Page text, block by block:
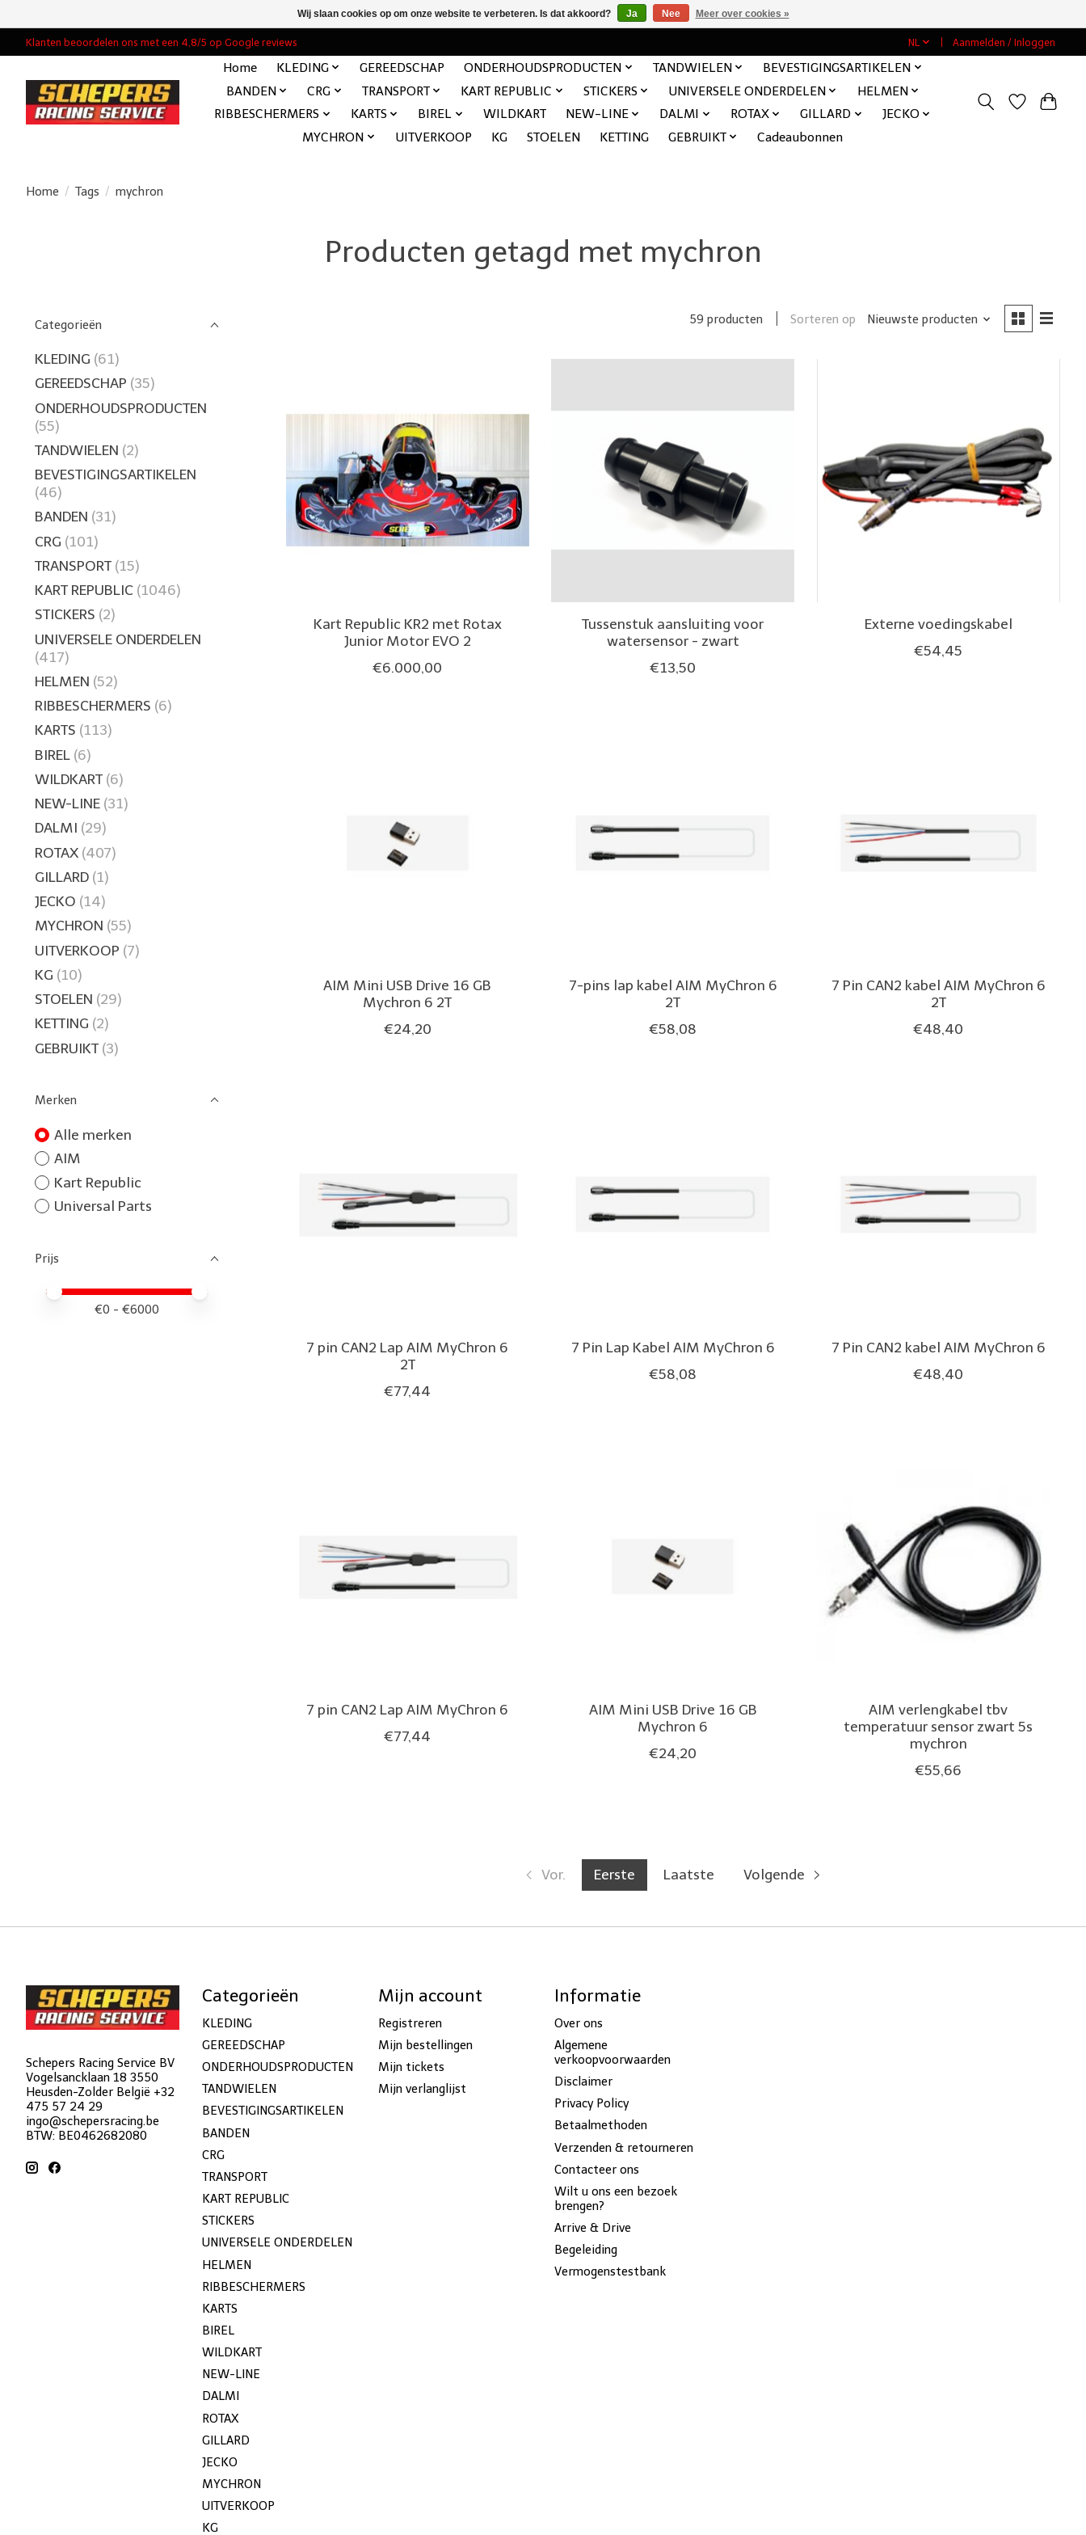
Klanten beoordelen ons met een 4,8/5 op Google reviews NL Aanmelden / Inloggen
Home KLEDING GEREEDSCHAP ONDERHOUDSPRODUCTEN TANDWIELEN
BEVESTIGINGSARTIKELEN
BANDEN
CRG TRANSPORT KART REPUBLIC STICKERS UNIVERSELE ONDERDELEN
HELMEN
RIBBESCHERMERS
KARTS BIREL WILDKART NEW-LINE DALMI ROTAX GILLARD
JECKO
MYCHRON
UITVERKOOP KG STOELEN KETTING GEBRUIKT Cadeaubonnen
Home / Tags / mychron
Producten getagd met mychron
Categorieën
KLEDING (61)
GEREEDSCHAP (35)
ONDERHOUDSPRODUCTEN
(55)
TANDWIELEN (2)
BEVESTIGINGSARTIKELEN
(46)
BANDEN (31)
CRG (101)
TRANSPORT (15)
KART REPUBLIC (1046)
STICKERS (2)
UNIVERSELE ONDERDELEN
(417)
HELMEN (52)
RIBBESCHERMERS (6)
KARTS (113)
BIREL (6)
WILDKART (6)
NEW-LINE (31)
DALMI (29)
ROTAX (407)
GILLARD (1)
JECKO (14)
MYCHRON (55)
UITVERKOOP (7)
KG (10)
STOELEN (29)
KETTING (2)
GEBRUIKT (3)
Merken
Alle merken
AIM
Kart Republic
Universal Parts
Prijs
Minimale prijswaarde
Price maximum value
€0 - €6000
59 producten Sorteren op Nieuwste producten
Kart Republic KR2 met Rotax
Junior Motor EVO 2
€6.000,00
Tussenstuk aansluiting voor
watersensor - zwart
€13,50
Externe voedingskabel
€54,45
AIM Mini USB Drive 16 GB
Mychron 6 2T
€24,20
7-pins lap kabel AIM MyChron 6
2T
€58,08
7 Pin CAN2 kabel AIM MyChron 6
2T
€48,40
7 pin CAN2 Lap AIM MyChron 6
2T
€77,44
7 Pin Lap Kabel AIM MyChron 6
€58,08
7 Pin CAN2 kabel AIM MyChron 6
€48,40
7 pin CAN2 Lap AIM MyChron 6
€77,44
AIM Mini USB Drive 16 GB
Mychron 6
€24,20
AIM verlengkabel tbv
temperatuur sensor zwart 5s
mychron
€55,66
Vor. Eerste Laatste Volgende
Schepers Racing Service BV
Vogelsancklaan 18 3550
Heusden-Zolder België +32
475 57 24 29
ingo@schepersracing.be
BTW: BE0462682080
Categorieën
KLEDING
GEREEDSCHAP
ONDERHOUDSPRODUCTEN
TANDWIELEN
BEVESTIGINGSARTIKELEN
BANDEN
CRG
TRANSPORT
KART REPUBLIC
STICKERS
UNIVERSELE ONDERDELEN
HELMEN
RIBBESCHERMERS
KARTS
BIREL
WILDKART
NEW-LINE
DALMI
ROTAX
GILLARD
JECKO
MYCHRON
UITVERKOOP
KG
Mijn account
Registreren
Mijn bestellingen
Mijn tickets
Mijn verlanglijst
Informatie
Over ons
Algemene
verkoopvoorwaarden
Disclaimer
Privacy Policy
Betaalmethoden
Verzenden & retourneren
Contacteer ons
Wilt u ons een bezoek
brengen?
Arrive & Drive
Begeleiding
Vermogenstestbank
Wij slaan cookies op om onze website te verbeteren. Is dat akkoord? Ja Nee Meer over cookies »